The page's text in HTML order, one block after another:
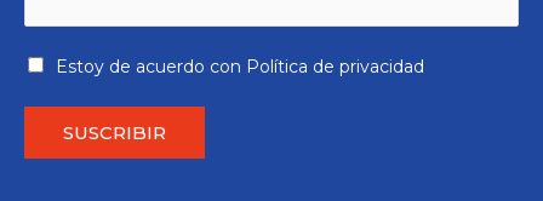
Estoy de acuerdo con Política de privacidad
SUSCRIBIR